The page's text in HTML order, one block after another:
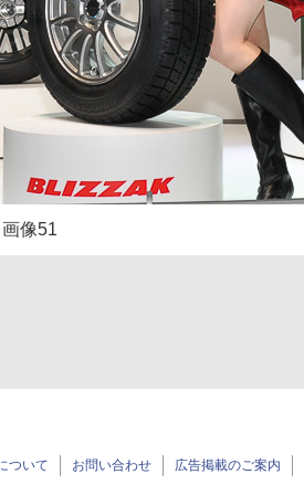
像51
ついて お問い合わせ 広告掲載のご案内